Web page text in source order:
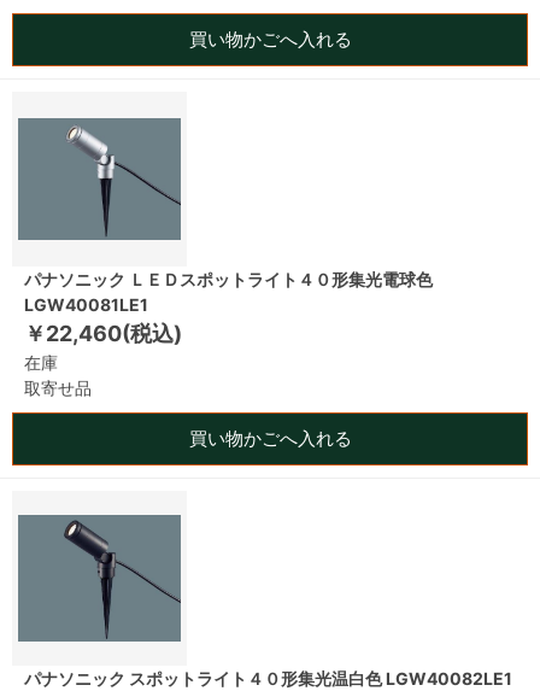
買い物かごへ入れる
パナソニック ＬＥＤスポットライト４０形集光電球色
LGW40081LE1
￥22,460(税込)
在庫
取寄せ品
買い物かごへ入れる
パナソニック スポットライト４０形集光温白色 LGW40082LE1